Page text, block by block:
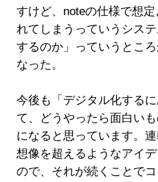
すけど、noteの仕様で想
れてしまうっていうシス
するのか」っていうとこ
なった。
今後も「デジタル化する
て、どうやったら面白い
になると思っています。
想像を超えるようなアイ
ので、それが続くことで